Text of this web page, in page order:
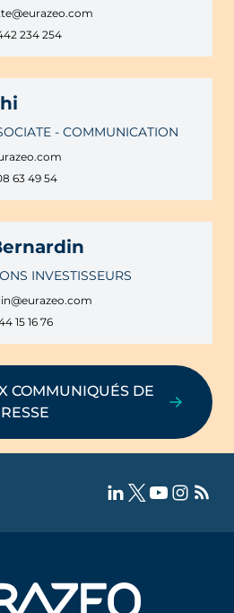
234 254
- COMMUNICATION
63 49 54
INVESTISSEURS
15 16 76
COMMUNIQUÉS DE